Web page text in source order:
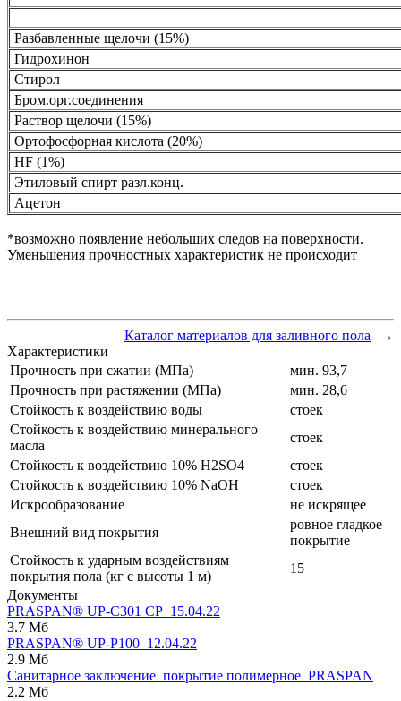
Разбавленные щелочи (15%)
Гидрохинон
Стирол
Бром.орг.соединения
Раствор щелочи (15%)
Ортофосфорная кислота (20%)
HF (1%)
Этиловый спирт разл.конц.
Ацетон
*возможно появление небольших следов на поверхности.
Уменьшения прочностных характеристик не происходит
Каталог материалов для заливного пола
→
Характеристики
Прочность при сжатии (МПа)
мин. 93,7
Прочность при растяжении (МПа)
мин. 28,6
Стойкость к воздействию воды
стоек
Стойкость к воздействию минерального
масла
стоек
Стойкость к воздействию 10% H2SO4
стоек
Стойкость к воздействию 10% NaOH
стоек
Искрообразование
не искрящее
Внешний вид покрытия
ровное гладкое
покрытие
Стойкость к ударным воздействиям
покрытия пола (кг с высоты 1 м)
15
Документы
PRASPAN® UP-C301 CP_15.04.22
3.7 Мб
PRASPAN® UP-P100_12.04.22
2.9 Мб
Санитарное заключение_покрытие полимерное_PRASPAN
2.2 Мб